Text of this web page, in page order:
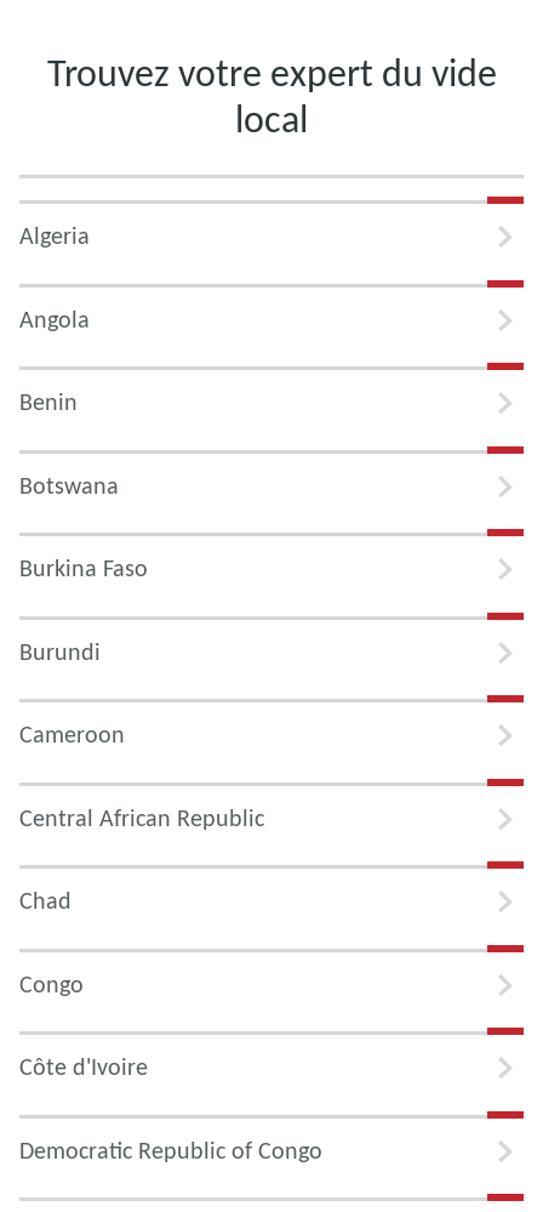
Trouvez votre expert du vide
local
Algeria
Angola
Benin
Botswana
Burkina Faso
Burundi
Cameroon
Central African Republic
Chad
Congo
Côte d'Ivoire
Democratic Republic of Congo